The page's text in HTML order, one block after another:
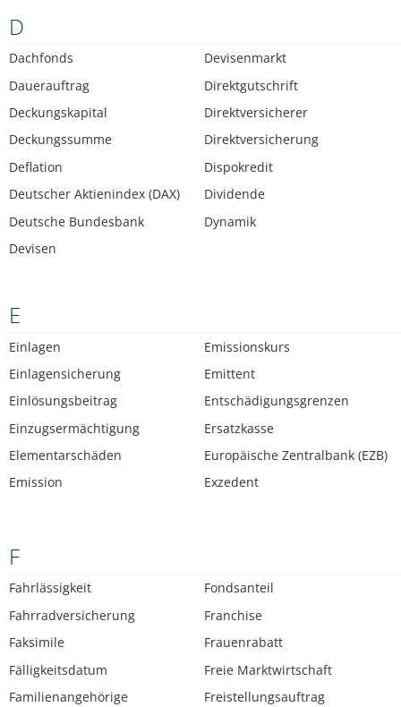
D
Dachfonds
Dauerauftrag
Deckungskapital
Deckungssumme
Deflation
Deutscher Aktienindex (DAX)
Deutsche Bundesbank
Devisen
Devisenmarkt
Direktgutschrift
Direktversicherer
Direktversicherung
Dispokredit
Dividende
Dynamik
E
Einlagen
Einlagensicherung
Einlösungsbeitrag
Einzugsermächtigung
Elementarschäden
Emission
Emissionskurs
Emittent
Entschädigungsgrenzen
Ersatzkasse
Europäische Zentralbank (EZB)
Exzedent
F
Fahrlässigkeit
Fahrradversicherung
Faksimile
Fälligkeitsdatum
Familienangehörige
Fondsanteil
Franchise
Frauenrabatt
Freie Marktwirtschaft
Freistellungsauftrag